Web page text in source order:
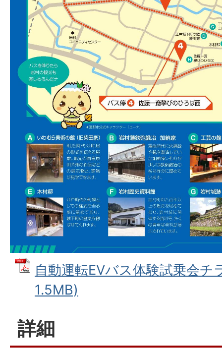
自動運転EVバス体験試乗会チ
1.5MB)
詳細